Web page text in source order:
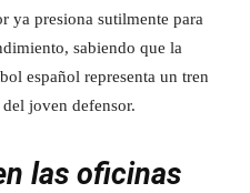
ya presiona sutilmente para
sabiendo que la
español representa un tren
joven defensor.
las oficinas